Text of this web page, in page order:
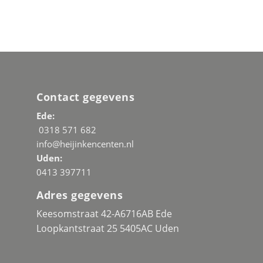
Contact gegevens
Ede:
0318 571 682
info@heijinkencenten.nl
Uden:
0413 397711
Adres gegevens
Keesomstraat 42-A6716AB Ede
Loopkantstraat 25 5405AC Uden